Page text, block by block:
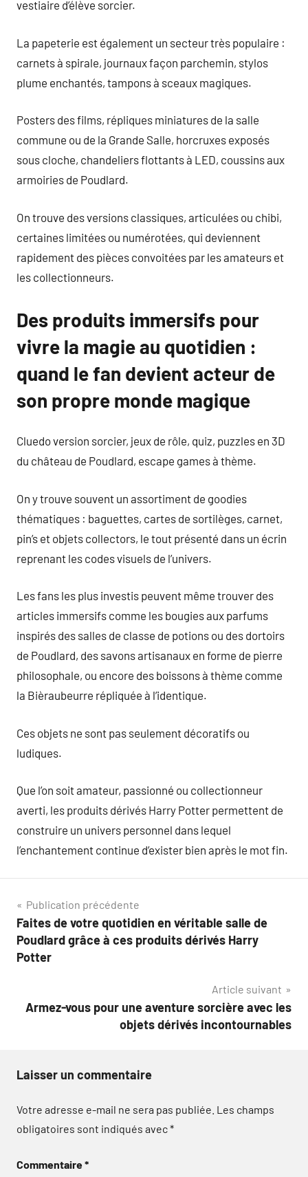
vestiaire d’élève sorcier.
La papeterie est également un secteur très populaire :
carnets à spirale, journaux façon parchemin, stylos
plume enchantés, tampons à sceaux magiques.
Posters des films, répliques miniatures de la salle
commune ou de la Grande Salle, horcruxes exposés
sous cloche, chandeliers flottants à LED, coussins aux
armoiries de Poudlard.
On trouve des versions classiques, articulées ou chibi,
certaines limitées ou numérotées, qui deviennent
rapidement des pièces convoitées par les amateurs et
les collectionneurs.
Des produits immersifs pour
vivre la magie au quotidien :
quand le fan devient acteur de
son propre monde magique
Cluedo version sorcier, jeux de rôle, quiz, puzzles en 3D
du château de Poudlard, escape games à thème.
On y trouve souvent un assortiment de goodies
thématiques : baguettes, cartes de sortilèges, carnet,
pin’s et objets collectors, le tout présenté dans un écrin
reprenant les codes visuels de l’univers.
Les fans les plus investis peuvent même trouver des
articles immersifs comme les bougies aux parfums
inspirés des salles de classe de potions ou des dortoirs
de Poudlard, des savons artisanaux en forme de pierre
philosophale, ou encore des boissons à thème comme
la Bièraubeurre répliquée à l’identique.
Ces objets ne sont pas seulement décoratifs ou
ludiques.
Que l’on soit amateur, passionné ou collectionneur
averti, les produits dérivés Harry Potter permettent de
construire un univers personnel dans lequel
l’enchantement continue d’exister bien après le mot fin.
Navigation
de
l’article
Publication précédente
Faites de votre quotidien en véritable salle de
Poudlard grâce à ces produits dérivés Harry
Potter
Article suivant
Armez-vous pour une aventure sorcière avec les
objets dérivés incontournables
Laisser un commentaire
Votre adresse e-mail ne sera pas publiée. Les champs
obligatoires sont indiqués avec*
Commentaire*